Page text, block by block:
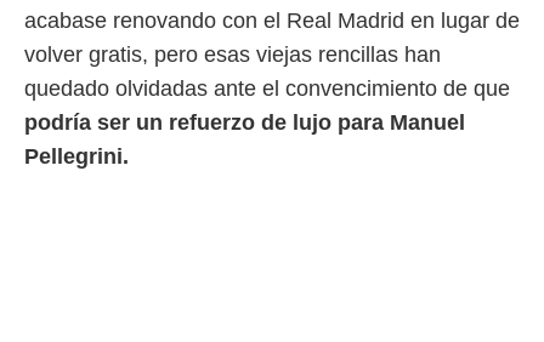
acabase renovando con el Real Madrid en lugar de
volver gratis, pero esas viejas rencillas han
quedado olvidadas ante el convencimiento de que
podría ser un refuerzo de lujo para Manuel
Pellegrini.